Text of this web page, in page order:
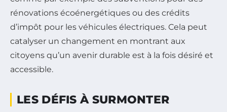
rénovations écoénergétiques ou des crédits
d’impôt pour les véhicules électriques. Cela peut
catalyser un changement en montrant aux
citoyens qu’un avenir durable est à la fois désiré et
accessible.
LES DÉFIS À SURMONTER